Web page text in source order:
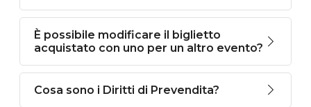
È possibile modificare il biglietto
acquistato con uno per un altro evento?
Cosa sono i Diritti di Prevendita?